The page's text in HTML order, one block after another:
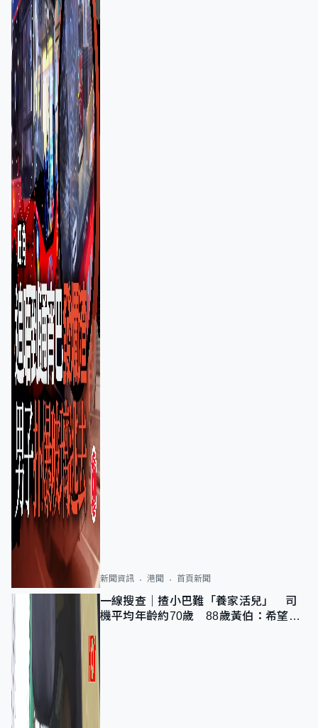
新聞資訊 港聞 首頁新聞
一線搜查｜揸小巴難「養家活兒」 司
機平均年齡約70歲 88歲黃伯：希望一